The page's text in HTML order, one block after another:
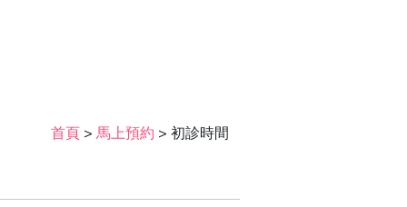
首頁> 馬上預約 > 初診時間